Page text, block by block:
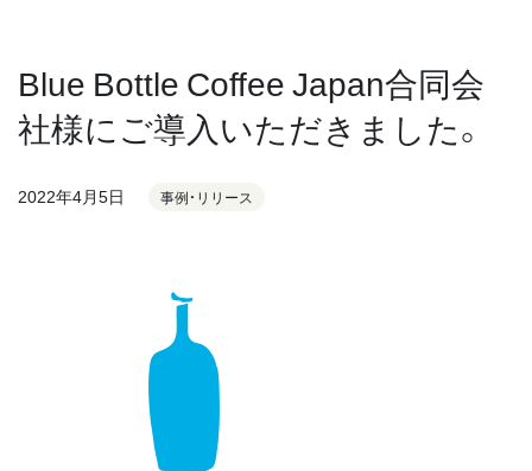
Blue Bottle Coffee Japan合同会
社様にご導入いただきました。
2022年4月5日 事例・リリース